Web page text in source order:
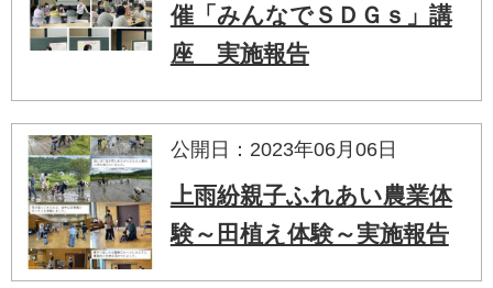
催「みんなでＳＤＧｓ」講
座 実施報告
公開日：2023年06月06日
上雨紛親子ふれあい農業体
験～田植え体験～実施報告